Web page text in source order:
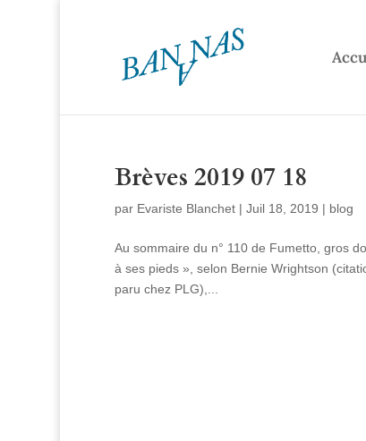
Brèves 2019 07 18
par Evariste Blanchet| Juil 18, 2019 | blog
Au sommaire du n° 110 de Fumetto, gros
à ses pieds », selon Bernie Wrightson
paru chez PLG),...